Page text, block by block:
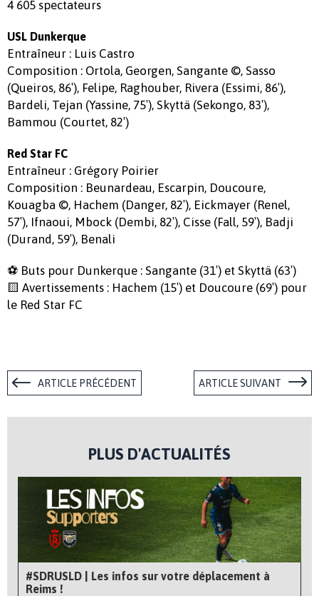
4 605 spectateurs
USL Dunkerque
Entraîneur : Luis Castro
Composition : Ortola, Georgen, Sangante ©, Sasso
(Queiros, 86′), Felipe, Raghouber, Rivera (Essimi, 86′),
Bardeli, Tejan (Yassine, 75′), Skyttä (Sekongo, 83′),
Bammou (Courtet, 82′)
Red Star FC
Entraîneur : Grégory Poirier
Composition : Beunardeau, Escarpin, Doucoure,
Kouagba ©, Hachem (Danger, 82′), Eickmayer (Renel,
57′), Ifnaoui, Mbock (Dembi, 82′), Cisse (Fall, 59′), Badji
(Durand, 59′), Benali
⚽ Buts pour Dunkerque : Sangante (31′) et Skyttä (63′)
🟨 Avertissements : Hachem (15′) et Doucoure (69′) pour
le Red Star FC
ARTICLE PRÉCÉDENT ARTICLE SUIVANT
PLUS D'ACTUALITÉS
#SDRUSLD | Les infos sur votre déplacement à
Reims !